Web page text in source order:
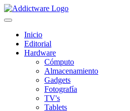
Inicio
Editorial
Hardware
Cómputo
Almacenamiento
Gadgets
Fotografía
TV's
Tablets